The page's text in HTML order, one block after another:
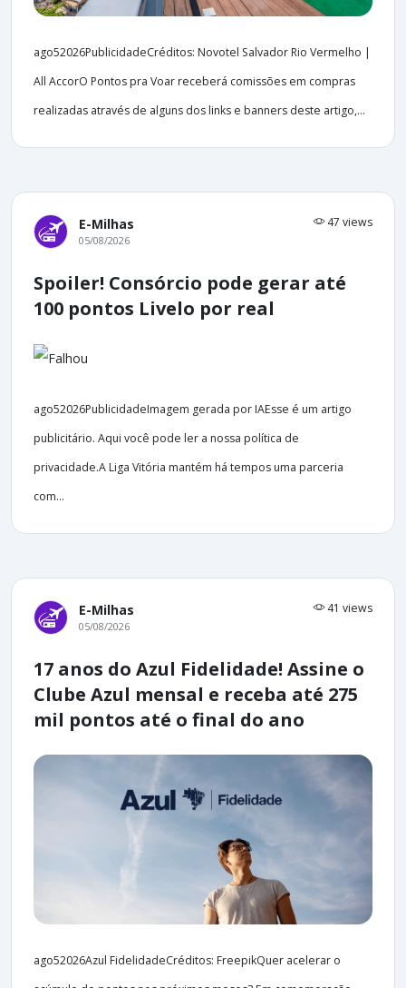
ago52026PublicidadeCréditos: Novotel Salvador Rio Vermelho |
All AccorO Pontos pra Voar receberá comissões em compras
realizadas através de alguns dos links e banners deste artigo,...
E-Milhas 47 views
05/08/2026
Spoiler! Consórcio pode gerar até
100 pontos Livelo por real
ago52026PublicidadeImagem gerada por IAEsse é um artigo
publicitário. Aqui você pode ler a nossa política de
privacidade.A Liga Vitória mantém há tempos uma parceria
com...
E-Milhas 41 views
05/08/2026
17 anos do Azul Fidelidade! Assine o
Clube Azul mensal e receba até 275
mil pontos até o final do ano
ago52026Azul FidelidadeCréditos: FreepikQuer acelerar o